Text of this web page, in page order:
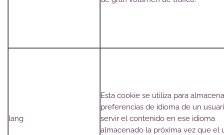
lang
Esta cookie se utiliza para
preferencias de idioma de un
servir el contenido en ese idioma
almacenado la próxima vez que el